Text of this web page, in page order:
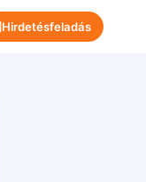
Hirdetésfeladás